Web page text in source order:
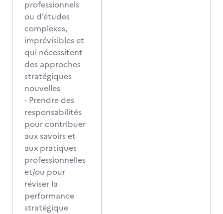
professionnels
ou d’études
complexes,
imprévisibles et
qui nécessitent
des approches
stratégiques
nouvelles
- Prendre des
responsabilités
pour contribuer
aux savoirs et
aux pratiques
professionnelles
et/ou pour
réviser la
performance
stratégique